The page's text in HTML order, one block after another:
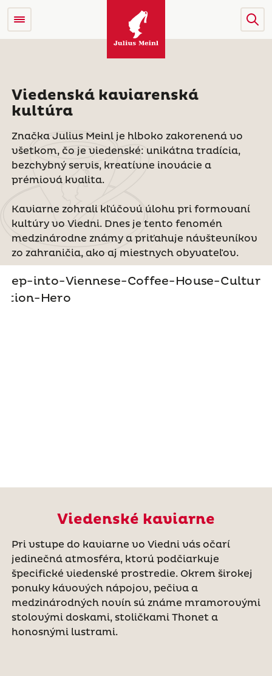
Viedenská kaviarenská
kultúra
Značka Julius Meinl je hlboko zakorenená vo
všetkom, čo je viedenské: unikátna tradícia,
bezchybný servis, kreatívne inovácie a
prémiová kvalita.
Kaviarne zohrali kľúčovú úlohu pri formovaní
kultúry vo Viedni. Dnes je tento fenomén
medzinárodne známy a priťahuje návštevníkov
zo zahraničia, ako aj miestnych obyvateľov.
Viedenské kaviarne
Pri vstupe do kaviarne vo Viedni vás očarí
jedinečná atmosféra, ktorú podčiarkuje
špecifické viedenské prostredie. Okrem širokej
ponuky kávových nápojov, pečiva a
medzinárodných novín sú známe mramorovými
stolovými doskami, stoličkami Thonet a
honosnými lustrami.